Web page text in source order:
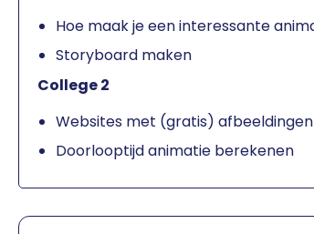
Hoe maak je een interessante
Storyboard maken
College 2
Websites met (gratis)
Doorlooptijd animatie berekenen